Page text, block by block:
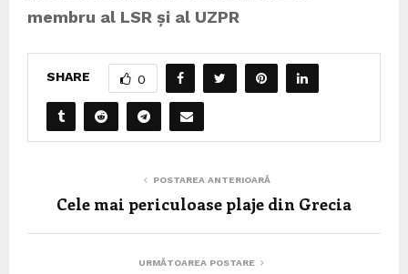
membru al LSR și al UZPR
SHARE 0
POSTAREA ANTERIOARĂ
Cele mai periculoase plaje din Grecia
URMĂTOAREA POSTARE